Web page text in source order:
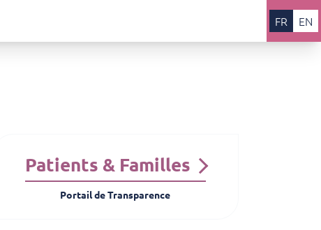
FR EN
Patients & Familles
Portail de Transparence